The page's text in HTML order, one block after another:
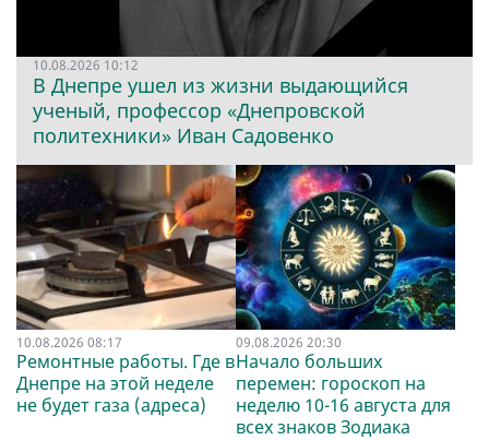
10.08.2026 10:12
В Днепре ушел из жизни выдающийся
ученый, профессор «Днепровской
политехники» Иван Садовенко
10.08.2026 08:17
Ремонтные работы. Где в
Днепре на этой неделе
не будет газа (адреса)
09.08.2026 20:30
Начало больших
перемен: гороскоп на
неделю 10-16 августа для
всех знаков Зодиака